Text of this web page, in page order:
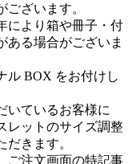
ざいます。
により箱や冊子・付
ある場合がございま
ル BOX をお付けし
いているお客様に
レットのサイズ調整
きます。
ご注文画面の特記事